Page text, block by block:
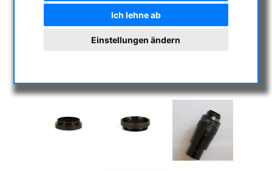
Ich lehne ab
Einstellungen ändern